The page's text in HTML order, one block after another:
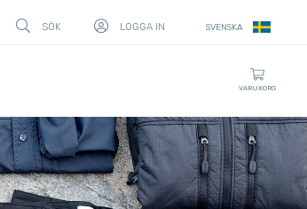
SÖK
STÄNG
LOGGA IN SVENSKA
VARUKORG